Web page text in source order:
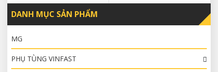
DANH MỤC SẢN PHẨM
MG
PHỤ TÙNG VINFAST